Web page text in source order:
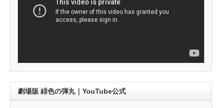
劇場版 緋色の弾丸｜YouTube公式